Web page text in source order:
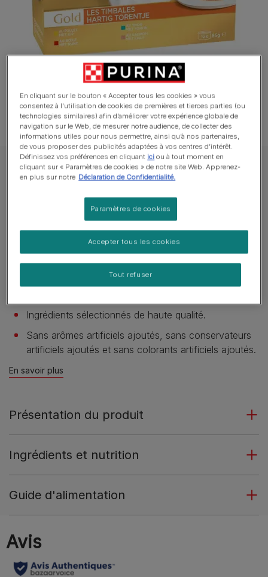
GOURMET™ Chat Alimentation humide
Tailles disponibles​ : 12x85g
Une texture savoureuse différente chaque jour.
Ingrédients sélectionnés de haute qualité.
Sans arômes artificiels ajoutés, sans conservateurs
artificiels ajoutés et sans colorants artificiels ajoutés.
En savoir plus
Présentation du produit
Ingrédients et nutrition
Guide d'alimentation
En cliquant sur le bouton « Accepter tous les cookies » vous
consentez à l’utilisation de cookies de premières et tierces parties (ou
technologies similaires) afin d’améliorer votre expérience globale de
navigation sur le Web, de mesurer notre audience, de collecter des
informations utiles pour nous permettre, ainsi qu’à nos partenaires,
de vous proposer des publicités adaptées à vos centres d’intérêt.
Définissez vos préférences en cliquant ici ou à tout moment en
cliquant sur « Paramètres de cookies » de notre site Web. Apprenez-
en plus sur notre Déclaration de Confidentialité.
Paramètres de cookies
Tout refuser
Accepter tous les cookies